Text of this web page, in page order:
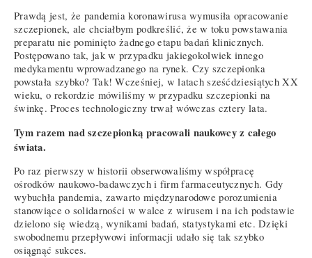
Prawdą jest, że pandemia koronawirusa wymusiła opracowanie
szczepionek, ale chciałbym podkreślić, że w toku powstawania
preparatu nie pominięto żadnego etapu badań klinicznych.
Postępowano tak, jak w przypadku jakiegokolwiek innego
medykamentu wprowadzanego na rynek. Czy szczepionka
powstała szybko? Tak! Wcześniej, w latach sześćdziesiątych XX
wieku, o rekordzie mówiliśmy w przypadku szczepionki na
świnkę. Proces technologiczny trwał wówczas cztery lata.
Tym razem nad szczepionką pracowali naukowcy z całego
świata.
Po raz pierwszy w historii obserwowaliśmy współpracę
ośrodków naukowo-badawczych i firm farmaceutycznych. Gdy
wybuchła pandemia, zawarto międzynarodowe porozumienia
stanowiące o solidarności w walce z wirusem i na ich podstawie
dzielono się wiedzą, wynikami badań, statystykami etc. Dzięki
swobodnemu przepływowi informacji udało się tak szybko
osiągnąć sukces.